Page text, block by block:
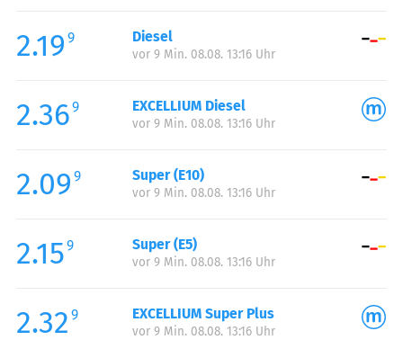
Samstag:
00:00-24:00
Sonntag:
2.19 9 Diesel
vor 9 Min. 08.08. 13:16 Uhr
2.369 EXCELLIUM Diesel
vor 9 Min. 08.08. 13:16 Uhr
2.09 9 Super (E10)
vor 9 Min. 08.08. 13:16 Uhr
2.159 Super (E5)
vor 9 Min. 08.08. 13:16 Uhr
2.32 9 EXCELLIUM Super Plus
vor 9 Min. 08.08. 13:16 Uhr